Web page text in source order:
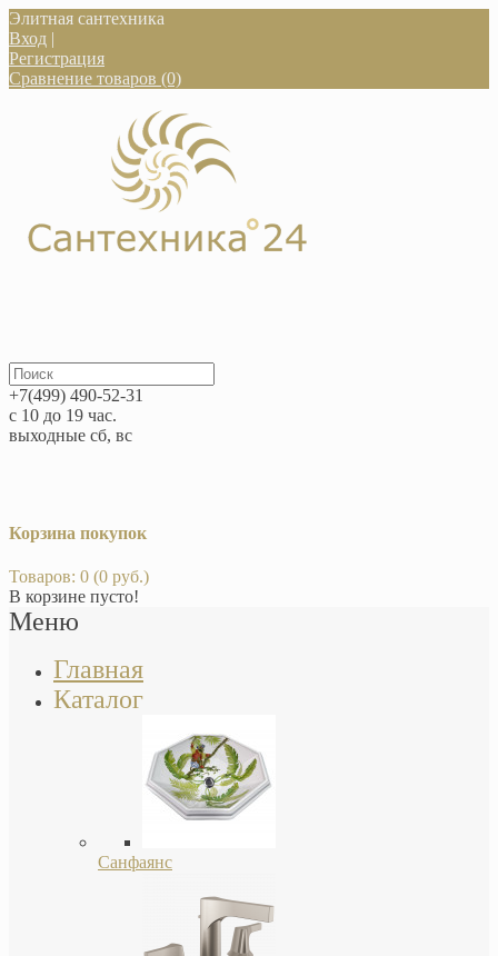
Элитная сантехника
Вход |
Регистрация
Сравнение товаров (0)
+7(499) 490-52-31
с 10 до 19 час.
выходные сб, вс
Корзина покупок
Товаров: 0 (0 руб.)
В корзине пусто!
Меню
Главная
Каталог
Санфаянс